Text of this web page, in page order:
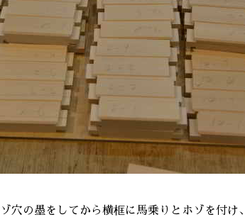
穴の墨をしてから横框に馬乗りとホゾを付け